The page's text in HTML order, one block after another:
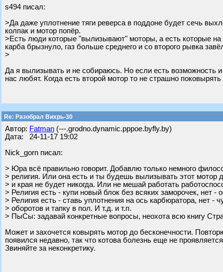
s494 писал:
>Да даже уплотнение тяги реверса в поддоне будет сечь
колпак и мотор попёр.
>Есть люди которые "вылизывают" моторы, а есть которые
карба брызнуло, газ больше среднего и со второго рывка
>
Да я вылизывать и не собираюсь. Но если есть возможность
нас любят. Когда есть второй мотор то не страшно
Re: Разобрал Вихрь-30
Автор: Fatman (---.grodno.dynamic.pppoe.byfly.by)
Дата: 24-11-17 19:02
Nick_gorn писал:
> Юра всё правильно говорит. Добавлю только немного
> религия. Или она есть и ты будешь вылизывать этот мотор
> и края не будет никогда. Или не мешай работать
> Религия есть - купи новый блок без всяких заморочек, нет -
> Религия есть - ставь уплотнения на ось карбюратора, нет -
> оборотов и тапку в пол. И т.д. и т.п.
> ПыСы: задавай конкретные вопросы, неохота всю книгу
Может и захочется ковырять мотор до бесконечности.
появился недавно, так что котова болезнь еще не
Звиняйте за неконкретику.